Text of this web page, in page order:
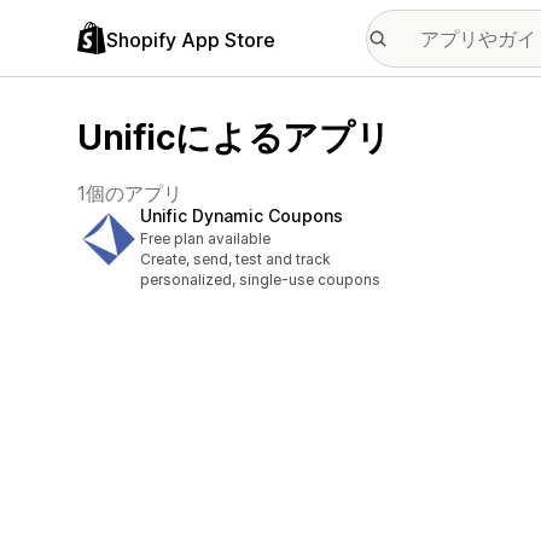
Shopify App Store
Unificによるアプリ
1個のアプリ
Unific Dynamic Coupons
Free plan available
Create, send, test and track
personalized, single-use coupons